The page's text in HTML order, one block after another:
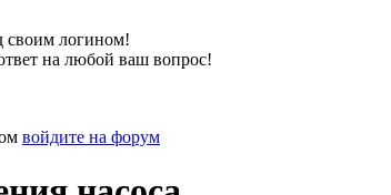
своим логином!
на любой ваш вопрос!
войдите на форум